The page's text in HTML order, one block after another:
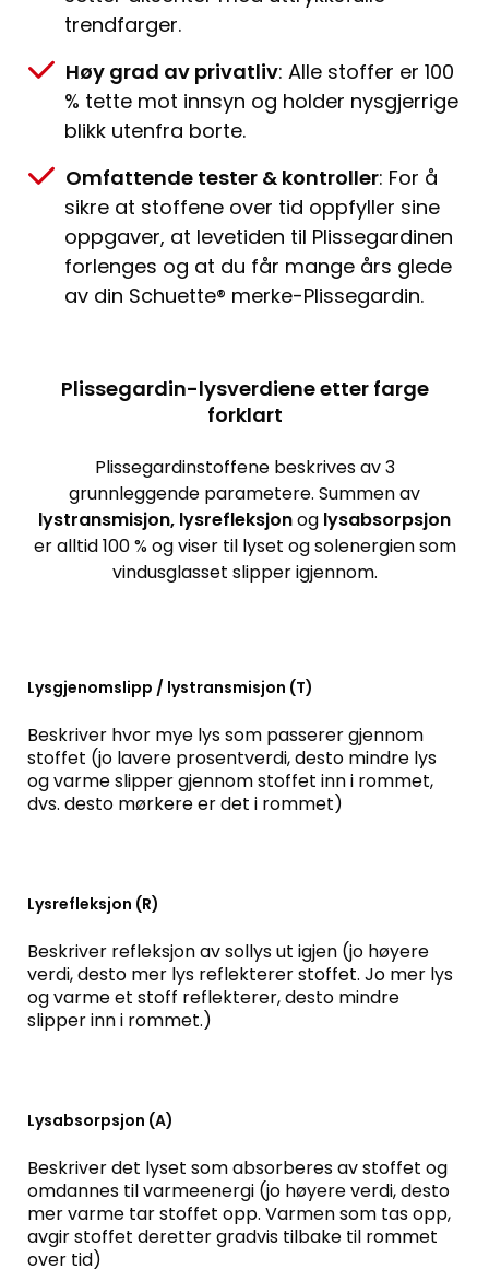
trendfarger.
Høy grad av privatliv: Alle stoffer er 100
% tette mot innsyn og holder nysgjerrige
blikk utenfra borte.
Omfattende tester & kontroller: For å
sikre at stoffene over tid oppfyller sine
oppgaver, at levetiden til Plissegardinen
forlenges og at du får mange års glede
av din Schuette® merke-Plissegardin.
Plissegardin-lysverdiene etter farge
forklart
Plissegardinstoffene beskrives av 3
grunnleggende parametere. Summen av
lystransmisjon, lysrefleksjonog lysabsorpsjon
er alltid 100 % og viser til lyset og solenergien som
vindusglasset slipper igjennom.
Lysgjenomslipp / lystransmisjon (T)
Beskriver hvor mye lys som passerer gjennom
stoffet (jo lavere prosentverdi, desto mindre lys
og varme slipper gjennom stoffet inn i rommet,
dvs. desto mørkere er det i rommet)
Lysrefleksjon (R)
Beskriver refleksjon av sollys ut igjen (jo høyere
verdi, desto mer lys reflekterer stoffet. Jo mer lys
og varme et stoff reflekterer, desto mindre
slipper inn i rommet.)
Lysabsorpsjon (A)
Beskriver det lyset som absorberes av stoffet og
omdannes til varmeenergi (jo høyere verdi, desto
mer varme tar stoffet opp. Varmen som tas opp,
avgir stoffet deretter gradvis tilbake til rommet
over tid)